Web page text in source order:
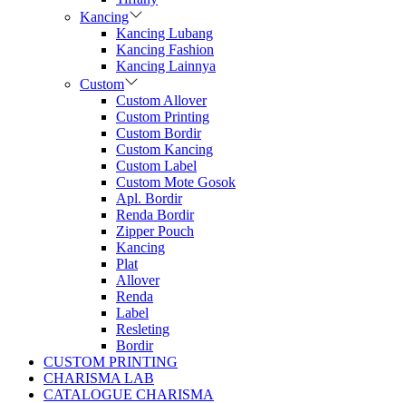
Kancing
Kancing Lubang
Kancing Fashion
Kancing Lainnya
Custom
Custom Allover
Custom Printing
Custom Bordir
Custom Kancing
Custom Label
Custom Mote Gosok
Apl. Bordir
Renda Bordir
Zipper Pouch
Kancing
Plat
Allover
Renda
Label
Resleting
Bordir
CUSTOM PRINTING
CHARISMA LAB
CATALOGUE CHARISMA